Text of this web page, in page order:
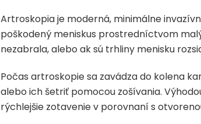
Artroskopia je moderná, minimálne
poškodený meniskus prostredníctvom
nezabrala, alebo ak sú trhliny menisku
Počas artroskopie sa zavádza do kolena
alebo ich šetriť pomocou zošívania.
rýchlejšie zotavenie v porovnaní s